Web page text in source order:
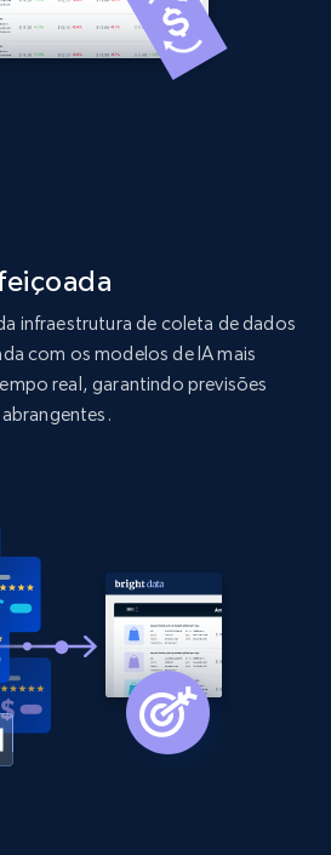
Comece agora
Comece agora
global dataset - Collects
Comece agora
global dataset -
by keyword search
infraestrutura de coleta de dados
com os modelos de IA mais
real, garantindo previsões